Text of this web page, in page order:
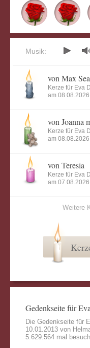
Musik:
von Max
Kerze für Eva
am
von Joanna
Kerze für Eva
am
von Teresia
Kerze für Eva
am
Weitere
Gedenkseite für
Die Gedenkseite für
10.01.2013 von
5.629.564 mal